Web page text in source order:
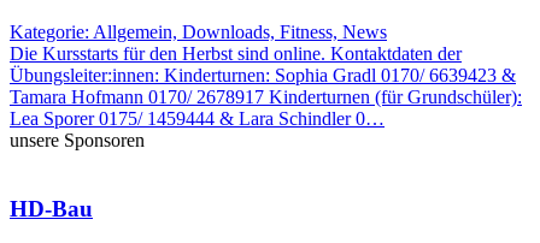
Kategorie: Allgemein, Downloads, Fitness, News
Die Kursstarts für den Herbst sind online. Kontaktdaten der
Übungsleiter:innen: Kinderturnen: Sophia Gradl 0170/ 6639423 &
Tamara Hofmann 0170/ 2678917 Kinderturnen (für Grundschüler):
Lea Sporer 0175/ 1459444 & Lara Schindler 0…
unsere Sponsoren
HD-Bau